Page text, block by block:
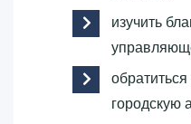
изучить
городскую